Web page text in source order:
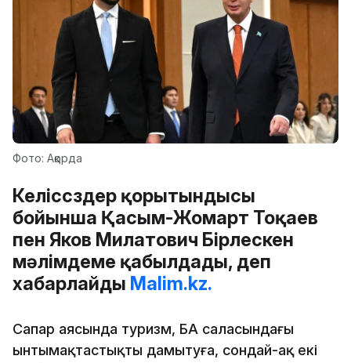
Фото: Ақорда
Келіссөздер қорытындысы
бойынша Қасым-Жомарт Тоқаев
пен Яков Милатович Бірлескен
мәлімдеме қабылдады, деп
хабарлайды Malim.kz.
Сапар аясында туризм, БАҚ саласындағы
ынтымақтастықты дамытуға, сондай-ақ екі